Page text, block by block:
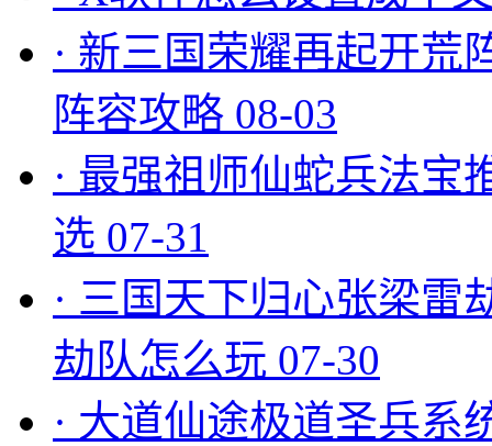
· 新三国荣耀再起开荒
阵容攻略 08-03
· 最强祖师仙蛇兵法宝
选 07-31
· 三国天下归心张梁雷
劫队怎么玩 07-30
· 大道仙途极道圣兵系